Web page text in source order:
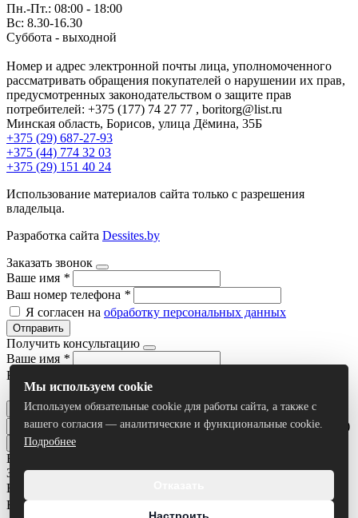
Пн.-Пт.: 08:00 - 18:00
Вс: 8.30-16.30
Суббота - выходной
Номер и адрес электронной почты лица, уполномоченного
рассматривать обращения покупателей о нарушении их прав,
предусмотренных законодательством о защите прав
потребителей: +375 (177) 74 27 77 , boritorg@list.ru
Минская область, Борисов, улица Дёмина, 35Б
+375 (29) 687-27-93
+375 (44) 774 32 03
+375 (29) 151 40 24
Использование материалов сайта только с разрешения
владельца.
Разработка сайта Dessites.by
Заказать звонок
Ваше имя *
Ваш номер телефона *
Я согласен на обработку персональных данных
Отправить
Получить консультацию
Ваше имя *
Ваш номер телефона
Я согласен наобработку персональных данных
Отправить
Умный поиск(тестовый режим)
Все результаты
Задать вопрос
Ваше имя
Ваш номер телефона
Мы используем cookie
Используем обязательные cookie для работы сайта, а также с
вашего согласия — аналитические и функциональные cookie.
Подробнее